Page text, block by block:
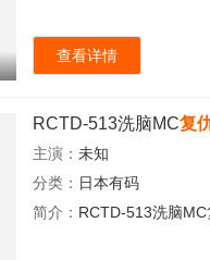
查看详情
RCTD-513洗脑MC复
主演： 未知
分类： 日本有码
简介： RCTD-513洗脑